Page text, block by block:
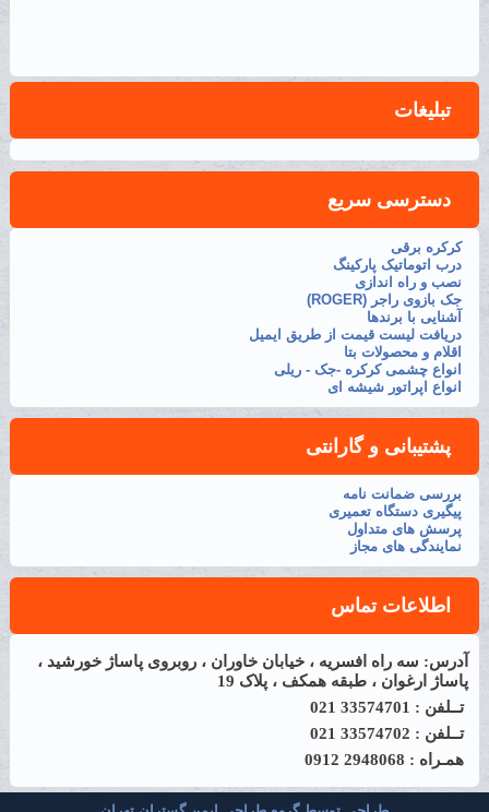
تبلیغات
دسترسی سریع
کرکره برقی
درب اتوماتیک پارکینگ
نصب و راه اندازی
جک بازوی راجر (ROGER)
آشنایی با برندها
دریافت لیست قیمت از طریق ایمیل
اقلام و محصولات بتا
انواع چشمی کرکره -جک - ریلی
انواع اپراتور شیشه ای
پشتیبانی و گارانتی
بررسی ضمانت نامه
پیگیری دستگاه تعمیری
پرسش های متداول
نمایندگی های مجاز
اطلاعات تماس
آدرس: سه راه افسریه ، خیابان خاوران ، روبروی پاساژ خورشید ،
پاساژ ارغوان ، طبقه همکف ، پلاک 19
تــلفن : 33574701 021
تــلفن : 33574702 021
همـراه : 2948068 0912